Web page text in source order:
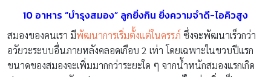
10 อาหาร “บำรุงสมอง” ลูกยิ่งกิน ยิ่งความจำดี-ไอคิวสูง
สมองของคนเรา มีพัฒนาการเริ่มตั้งแต่ในครรภ์ ซึ่งจะพัฒนาเร็วกว่า
อวัยวะระบบอื่นภายหลังคลอดเกือบ 2 เท่า โดยเฉพาะในขวบปีแรก
ขนาดของสมองจะเพิ่มมากกว่าระยะใด ๆ จากน้ำหนักสมองแรกเกิด